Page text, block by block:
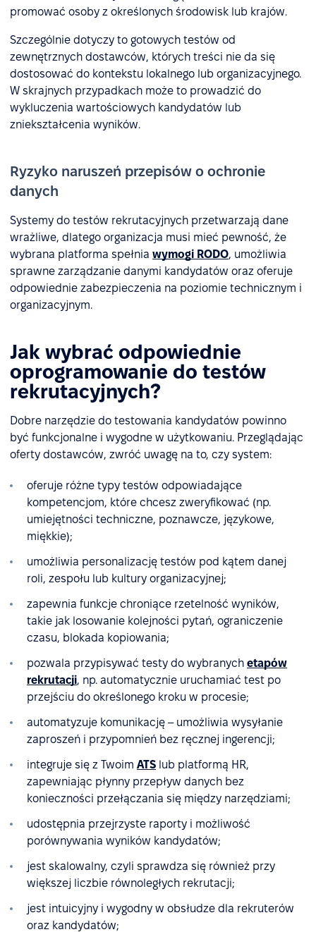
promować osoby z określonych środowisk lub krajów.
Szczególnie dotyczy to gotowych testów od
zewnętrznych dostawców, których treści nie da się
dostosować do kontekstu lokalnego lub organizacyjnego.
W skrajnych przypadkach może to prowadzić do
wykluczenia wartościowych kandydatów lub
zniekształcenia wyników.
Ryzyko naruszeń przepisów o ochronie
danych
Systemy do testów rekrutacyjnych przetwarzają dane
wrażliwe, dlatego organizacja musi mieć pewność, że
wybrana platforma spełnia wymogi RODO, umożliwia
sprawne zarządzanie danymi kandydatów oraz oferuje
odpowiednie zabezpieczenia na poziomie technicznym i
organizacyjnym.
Jak wybrać odpowiednie
oprogramowanie do testów
rekrutacyjnych?
Dobre narzędzie do testowania kandydatów powinno
być funkcjonalne i wygodne w użytkowaniu. Przeglądając
oferty dostawców, zwróć uwagę na to, czy system:
oferuje różne typy testów odpowiadające
kompetencjom, które chcesz zweryfikować (np.
umiejętności techniczne, poznawcze, językowe,
miękkie);
umożliwia personalizację testów pod kątem danej
roli, zespołu lub kultury organizacyjnej;
zapewnia funkcje chroniące rzetelność wyników,
takie jak losowanie kolejności pytań, ograniczenie
czasu, blokada kopiowania;
pozwala przypisywać testy do wybranych etapów
rekrutacji, np. automatycznie uruchamiać test po
przejściu do określonego kroku w procesie;
automatyzuje komunikację – umożliwia wysyłanie
zaproszeń i przypomnień bez ręcznej ingerencji;
integruje się z Twoim ATS lub platformą HR,
zapewniając płynny przepływ danych bez
konieczności przełączania się między narzędziami;
udostępnia przejrzyste raporty i możliwość
porównywania wyników kandydatów;
jest skalowalny, czyli sprawdza się również przy
większej liczbie równoległych rekrutacji;
jest intuicyjny i wygodny w obsłudze dla rekruterów
oraz kandydatów;